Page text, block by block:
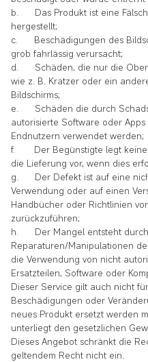
b. Das Produkt ist eine
hergestellt;
c. Beschädigungen des
grob fahrlässig verursacht;
d. Schäden, die nur die
wie z. B. Kratzer oder ein
Bildschirms;
e. Schäden die durch
autorisierte Software oder
Endnutzern verwendet werden;
f. Der Begünstigte legt keine
die Lieferung vor, wenn dies
g. Der Defekt ist auf eine
Verwendung oder auf einen
Handbücher oder Richtlinien
zurückzuführen;
h. Der Mangel entsteht durch
Reparaturen/Manipulationen
die Verwendung von nicht
Ersatzteilen, Software oder
Dieser Service gilt auch nicht
Beschädigungen oder
neues Produkt ersetzt werden
unterliegt den gesetzlichen
Dieses Angebot schränkt die
geltendem Recht nicht ein.